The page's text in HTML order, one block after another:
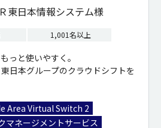
東日本情報システム様
1,001名以上
っと使いやすく。
日本グループのクラウドシフトを
Area Virtual Switch 2
マネージメントサービス